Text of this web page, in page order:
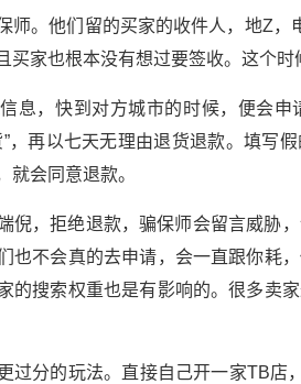
师。他们留的买家的收件人，地Z
买家也根本没有想过要签收。这个时
息，快到对方城市的时候，便会申
，再以七天无理由退货退款。填写
就会同意退款。
倪，拒绝退款，骗保师会留言威胁
也不会真的去申请，会一直跟你耗
的搜索权重也是有影响的。很多卖
过分的玩法。直接自己开一家TB店